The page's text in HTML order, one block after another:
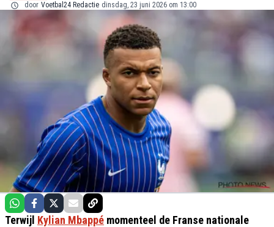
door Voetbal24 Redactie dinsdag, 23 juni 2026 om 13:00
Terwijl Kylian Mbappé momenteel de Franse nationale